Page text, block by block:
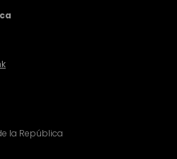
la República